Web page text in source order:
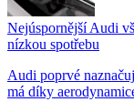
Nejúspornější Audi
nízkou spotřebu
Audi poprvé
má díky